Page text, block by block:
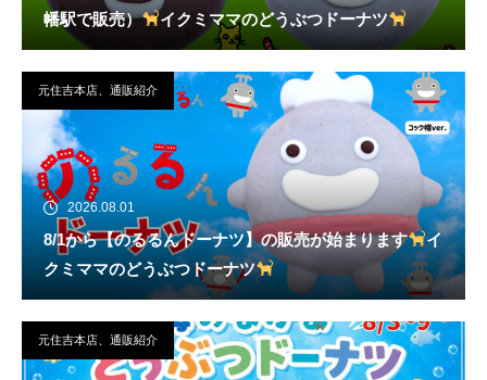
幡駅で販売）
イクミママのどうぶつドーナツ
元住吉本店、通販紹介
2026.08.01
8/1から【のるるんドーナツ】の販売が始まります
イ
クミママのどうぶつドーナツ
元住吉本店、通販紹介